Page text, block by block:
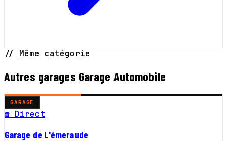
// Même catégorie
Autres garages Garage Automobile
GARAGE
☎ Direct
Garage de L'émeraude